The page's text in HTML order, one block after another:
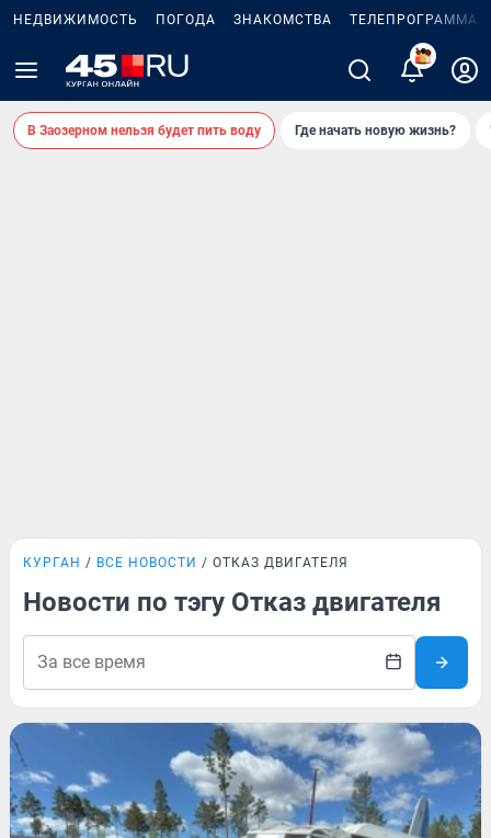
НЕДВИЖИМОСТЬ ПОГОДА ЗНАКОМСТВА ТЕЛЕПРОГРАММА
В Заозерном нельзя будет пить воду Где начать новую жизнь?
КУРГАН ВСЕ НОВОСТИ ОТКАЗ ДВИГАТЕЛЯ
Новости по тэгу Отказ двигателя